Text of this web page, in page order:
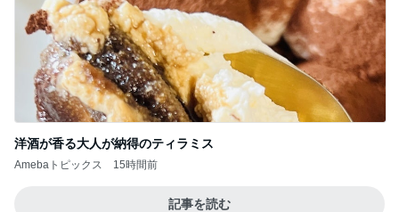
洋酒が香る大人が納得のティラミス
Amebaトピックス 15時間前
記事を読む